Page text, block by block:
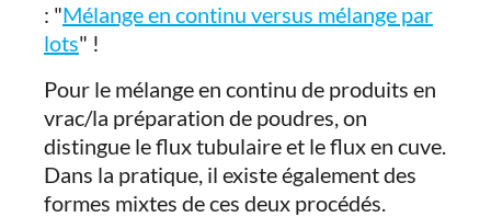
: "Mélange en continu versus mélange par
lots" !
Pour le mélange en continu de produits en
vrac/la préparation de poudres, on
distingue le flux tubulaire et le flux en cuve.
Dans la pratique, il existe également des
formes mixtes de ces deux procédés.